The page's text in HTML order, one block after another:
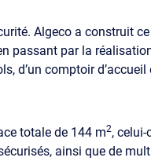
Algeco a construit
passant par la
d’un comptoir d’accueil
totale de 144 m2, celui-
ainsi que de